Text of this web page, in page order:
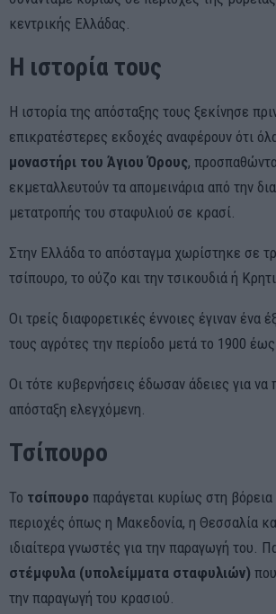
κεντρικής Ελλάδας.
Η ιστορία τους
Η ιστορία της απόσταξης τους ξεκίνησε
επικρατέστερες εκδοχές αναφέρουν ότι
μοναστήρι του Άγιου Όρους,
εκμεταλλευτούν τα απομεινάρια από την
μετατροπής του σταφυλιού σε κρασί.
Στην Ελλάδα το απόσταγμα χωρίστηκε σε
τσίπουρο, το ούζο και την τσικουδιά ή
Οι τρείς διαφορετικές έννοιες έγιναν ένα
τους αγρότες την περίοδο μετά το 1900
Οι τότε κυβερνήσεις έδωσαν άδειες για να
απόσταξη ελεγχόμενη.
Τσίπουρο
Το τσίπουρο παράγεται κυρίως στη
περιοχές όπως η Μακεδονία, η Θεσσαλία
ιδιαίτερα γνωστές για την παραγωγή του.
στέμφυλα (υπολείμματα σταφυλιών)
την παραγωγή του κρασιού.